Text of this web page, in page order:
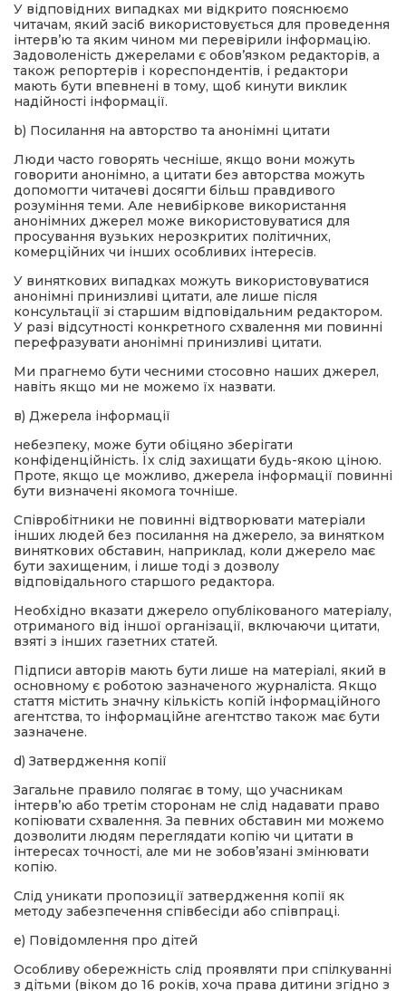
У відповідних випадках ми відкрито пояснюємо
читачам, який засіб використовується для проведення
інтерв’ю та яким чином ми перевірили інформацію.
Задоволеність джерелами є обов’язком редакторів, а
також репортерів і кореспондентів, і редактори
мають бути впевнені в тому, щоб кинути виклик
надійності інформації.
b) Посилання на авторство та анонімні цитати
Люди часто говорять чесніше, якщо вони можуть
говорити анонімно, а цитати без авторства можуть
допомогти читачеві досягти більш правдивого
розуміння теми. Але невибіркове використання
анонімних джерел може використовуватися для
просування вузьких нерозкритих політичних,
комерційних чи інших особливих інтересів.
У виняткових випадках можуть використовуватися
анонімні принизливі цитати, але лише після
консультації зі старшим відповідальним редактором.
У разі відсутності конкретного схвалення ми повинні
перефразувати анонімні принизливі цитати.
Ми прагнемо бути чесними стосовно наших джерел,
навіть якщо ми не можемо їх назвати.
в) Джерела інформації
небезпеку, може бути обіцяно зберігати
конфіденційність. Їх слід захищати будь-якою ціною.
Проте, якщо це можливо, джерела інформації повинні
бути визначені якомога точніше.
Співробітники не повинні відтворювати матеріали
інших людей без посилання на джерело, за винятком
виняткових обставин, наприклад, коли джерело має
бути захищеним, і лише тоді з дозволу
відповідального старшого редактора.
Необхідно вказати джерело опублікованого матеріалу,
отриманого від іншої організації, включаючи цитати,
взяті з інших газетних статей.
Підписи авторів мають бути лише на матеріалі, який в
основному є роботою зазначеного журналіста. Якщо
стаття містить значну кількість копій інформаційного
агентства, то інформаційне агентство також має бути
зазначене.
d) Затвердження копії
Загальне правило полягає в тому, що учасникам
інтерв’ю або третім сторонам не слід надавати право
копіювати схвалення. За певних обставин ми можемо
дозволити людям переглядати копію чи цитати в
інтересах точності, але ми не зобов’язані змінювати
копію.
Слід уникати пропозиції затвердження копії як
методу забезпечення співбесіди або співпраці.
e) Повідомлення про дітей
Особливу обережність слід проявляти при спілкуванні
з дітьми (віком до 16 років, хоча права дитини згідно з